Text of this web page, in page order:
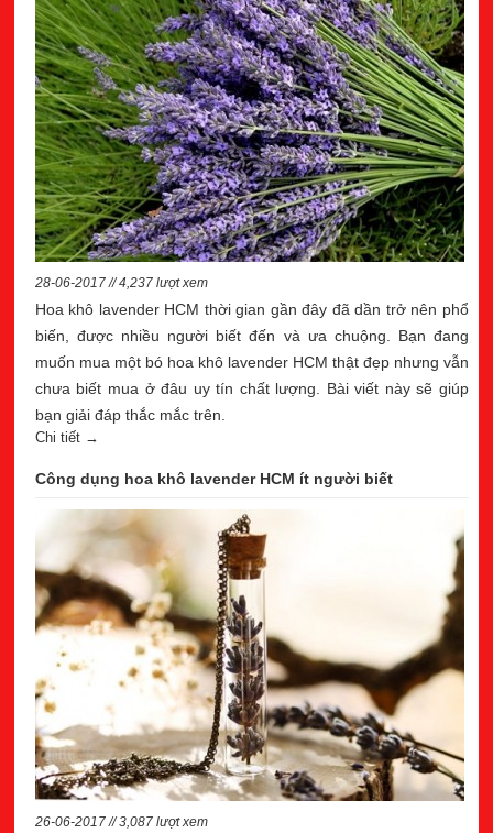
28-06-2017 // 4,237 lượt xem
Hoa khô lavender HCM thời gian gần đây đã dần trở nên phổ
biến, được nhiều người biết đến và ưa chuộng. Bạn đang
muốn mua một bó hoa khô lavender HCM thật đẹp nhưng vẫn
chưa biết mua ở đâu uy tín chất lượng. Bài viết này sẽ giúp
bạn giải đáp thắc mắc trên.
Chi tiết →
Công dụng hoa khô lavender HCM ít người biết
26-06-2017 // 3,087 lượt xem